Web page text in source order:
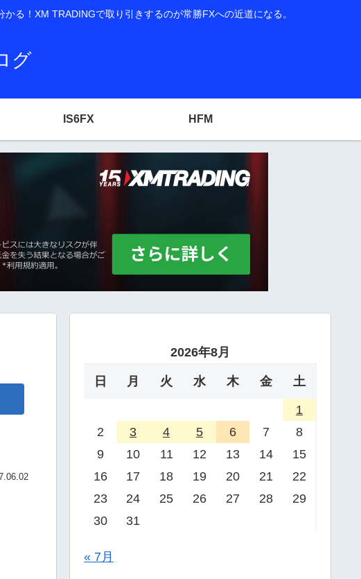
る！XM TRADINGで取り引きするのが常勝FXへの近道になる。
グ
IS6FX HFM
2026年8月
日 月 火 水 木 金 土
1
2
3 4 5 6 7
8
9
10 11 12 13 14
15
16
17 18 19 20 21
22
23
24 25 26 27 28
29
30
31
« 7月